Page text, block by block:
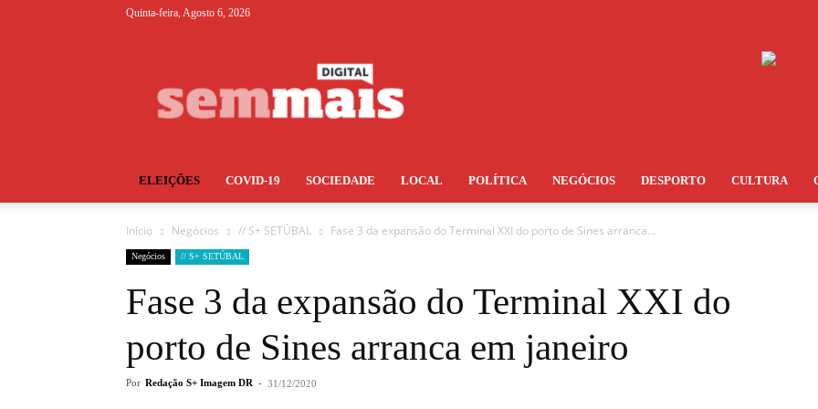
Quinta-feira, Agosto 6, 2026
ELEIÇÕES COVID-19 SOCIEDADE LOCAL POLÍTICA NEGÓCIOS DESPORTO CULTURA
Início Negócios // S+ SETÚBAL Fase 3 da expansão do Terminal XXI do porto de Sines arranca...
Negócios // S+ SETÚBAL
Fase 3 da expansão do Terminal XXI do
porto de Sines arranca em janeiro
Por Redação S+ Imagem DR - 31/12/2020